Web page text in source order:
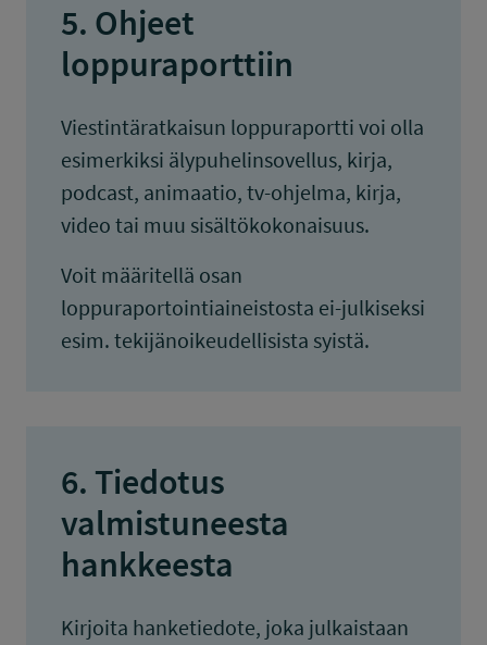
5. Ohjeet
loppuraporttiin
Viestintäratkaisun loppuraportti voi olla
esimerkiksi älypuhelinsovellus, kirja,
podcast, animaatio, tv-ohjelma, kirja,
video tai muu sisältökokonaisuus.
Voit määritellä osan
loppuraportointiaineistosta ei-julkiseksi
esim. tekijänoikeudellisista syistä.
6. Tiedotus
valmistuneesta
hankkeesta
Kirjoita hanketiedote, joka julkaistaan